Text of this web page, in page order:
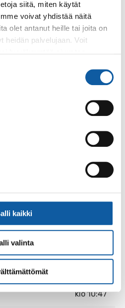
siitä, miten käytät
voivat yhdistää näitä
olet antanut heille tai joita on
heidän palvelujaan. Voit
kaikki
valinta
Talvimaastopyöräily
Ei
Tampattu
kuntotiedot
Ajankohta
26.02.2026
klo 10:47